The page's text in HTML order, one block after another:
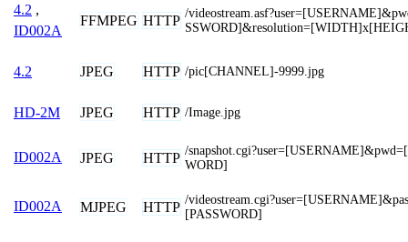
4.2 ,
ID002A
FFMPEG HTTP /
4.2 JPEG HTTP /pic[CHANNEL]-9999.jpg
HD-2M JPEG HTTP /Image.jpg
ID002A JPEG HTTP /
WORD]
ID002A MJPEG HTTP /
[PASSWORD]